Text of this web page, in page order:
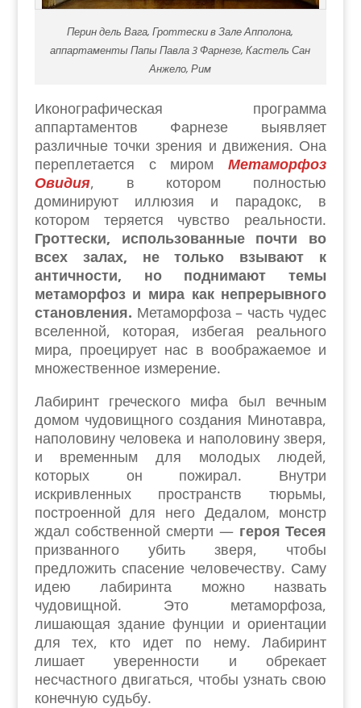
Перин дель Вага, Гроттески в Зале Апполона,
аппартаменты Папы Павла 3 Фарнезе, Кастель Сан
Анжело, Рим
Иконографическая программа
аппартаментов Фарнезе выявляет
различные точки зрения и движения. Она
переплетается с миром Метаморфоз
Овидия, в котором полностью
доминируют иллюзия и парадокс, в
котором теряется чувство реальности.
Гроттески, использованные почти во
всех залах, не только взывают к
античности, но поднимают темы
метаморфоз и мира как непрерывного
становления. Метаморфоза – часть чудес
вселенной, которая, избегая реального
мира, проецирует нас в воображаемое и
множественное измерение.
Лабиринт греческого мифа был вечным
домом чудовищного создания Минотавра,
наполовину человека и наполовину зверя,
и временным для молодых людей,
которых он пожирал. Внутри
искривленных пространств тюрьмы,
построенной для него Дедалом, монстр
ждал собственной смерти — героя Тесея
призванного убить зверя, чтобы
предложить спасение человечеству. Саму
идею лабиринта можно назвать
чудовищной. Это метаморфоза,
лишающая здание фунции и ориентации
для тех, кто идет по нему. Лабиринт
лишает уверенности и обрекает
несчастного двигаться, чтобы узнать свою
конечную судьбу.